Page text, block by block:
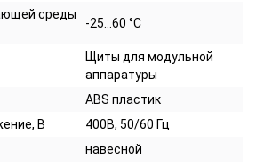
среды
-25...60 °C
Щиты для модульной
аппаратуры
ABS пластик
В
400В, 50/60 Гц
навесной